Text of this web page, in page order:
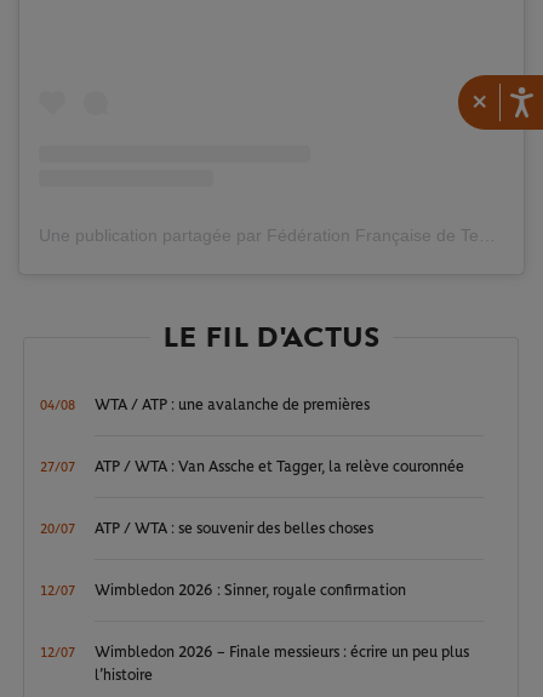
×
LE FIL D'ACTUS
04/08 WTA / ATP : une avalanche de premières
27/07 ATP / WTA : Van Assche et Tagger, la relève couronnée
20/07 ATP / WTA : se souvenir des belles choses
12/07 Wimbledon 2026 : Sinner, royale confirmation
12/07
Wimbledon 2026 – Finale messieurs : écrire un peu plus
l’histoire